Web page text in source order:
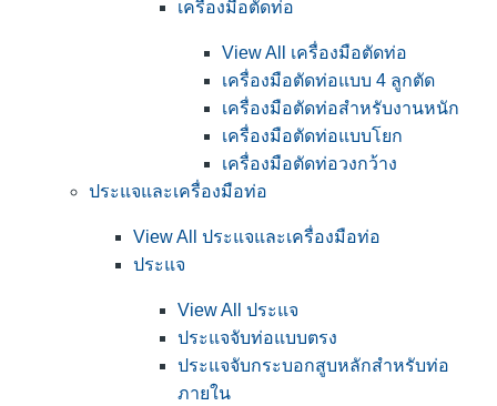
เครื่องมือตัดท่อ
View All เครื่องมือตัดท่อ
เครื่องมือตัดท่อแบบ 4 ลูกตัด
เครื่องมือตัดท่อสำหรับงานหนัก
เครื่องมือตัดท่อแบบโยก
เครื่องมือตัดท่อวงกว้าง
ประแจและเครื่องมือท่อ
View All ประแจและเครื่องมือท่อ
ประแจ
View All ประแจ
ประแจจับท่อแบบตรง
ประแจจับกระบอกสูบหลักสำหรับท่อ
ภายใน